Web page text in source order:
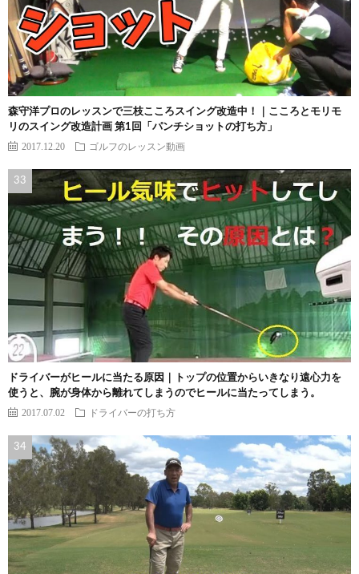
森守洋プロのレッスンで三枝こころスイング改造中！｜こころとモリモ
リのスイング改造計画 第1回「パンチショットの打ち方」
2017.12.20 ゴルフのレッスン動画
ドライバーがヒールに当たる原因｜トップの位置からいきなり遠心力を
使うと、腕が身体から離れてしまうのでヒールに当たってしまう。
2017.07.02 ドライバーの打ち方